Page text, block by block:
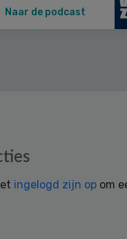
Naar de podcast
ingelogd zijn op om